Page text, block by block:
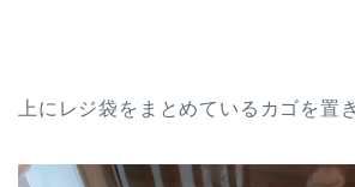
上にレジ袋をまとめているカゴを置